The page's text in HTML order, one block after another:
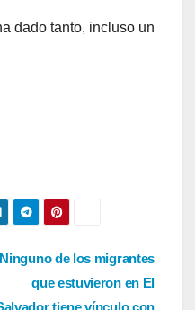
dado tanto, incluso un
de los migrantes
que estuvieron en El